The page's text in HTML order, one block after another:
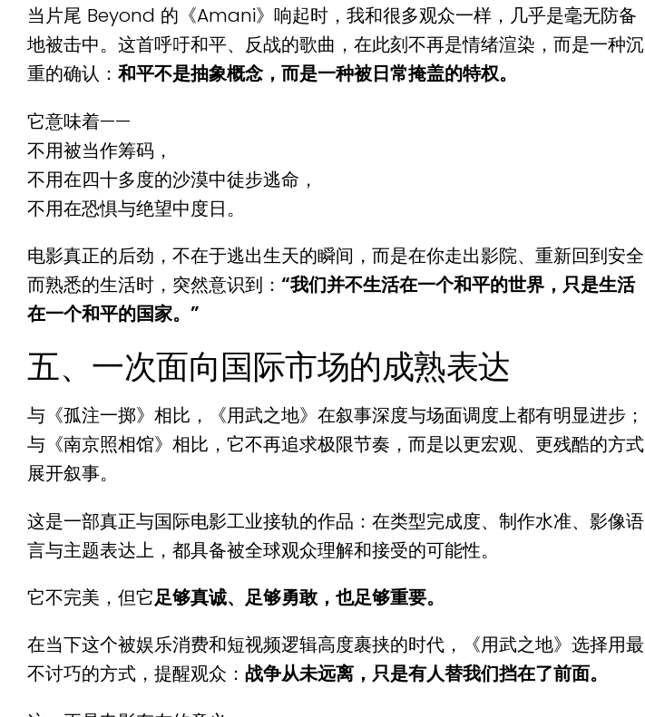
当片尾 Beyond 的《Amani》响起时，我和很多观众一样，几乎是毫无防备
地被击中。 这首呼吁和平、反战的歌曲，在此刻不再是情绪渲染，而是一种沉
重的确认： 和平不是抽象概念，而是一种被日常掩盖的特权。
它意味着——
不用被当作筹码，
不用在四十多度的沙漠中徒步逃命，
不用在恐惧与绝望中度日。
电影真正的后劲，不在于逃出生天的瞬间，而是在你走出影院、重新回到安全
而熟悉的生活时，突然意识到： “我们并不生活在一个和平的世界，只是生活
在一个和平的国家。”
五、一次面向国际市场的成熟表达
与《孤注一掷》相比，《用武之地》在叙事深度与场面调度上都有明显进步；
与《南京照相馆》相比，它不再追求极限节奏，而是以更宏观、更残酷的方式
展开叙事。
这是一部真正与国际电影工业接轨的作品： 在类型完成度、制作水准、影像语
言与主题表达上，都具备被全球观众理解和接受的可能性。
它不完美，但它足够真诚、足够勇敢，也足够重要。
在当下这个被娱乐消费和短视频逻辑高度裹挟的时代，《用武之地》选择用最
不讨巧的方式，提醒观众： 战争从未远离，只是有人替我们挡在了前面。